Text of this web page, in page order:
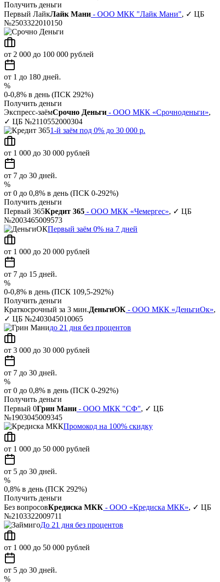
Получить деньги
Первый ЛайкЛайк Мани - ООО МКК "Лайк Мани", ✓ ЦБ
№2503322010150
от 2 000 до 100 000 рублей
от 1 до 180 дней.
%
0-0,8% в день (ПСК 292%)
Получить деньги
Экспресс-заёмСрочно Деньги - ООО МКК «Срочноденьги»,
✓ ЦБ №2110552000304
1-й заём под 0% до 30 000 р.
от 1 000 до 30 000 рублей
от 7 до 30 дней.
%
от 0 до 0,8% в день (ПСК 0-292%)
Получить деньги
Первый 365Кредит 365 - ООО МКК «Чемергес», ✓ ЦБ
№2003465009573
Первый заём 0% на 7 дней
от 1 000 до 20 000 рублей
от 7 до 15 дней.
%
0-0,8% в день (ПСК 109,5-292%)
Получить деньги
Краткосрочный за 3 мин.ДеньгиОК - ООО МКК «ДеньгиОк»,
✓ ЦБ №2403045010065
до 21 дня без процентов
от 3 000 до 30 000 рублей
от 7 до 30 дней.
%
от 0 до 0,8% в день (ПСК 0-292%)
Получить деньги
Первый 0Грин Мани - ООО МКК "СФ", ✓ ЦБ
№1903045009345
Промокод на 100% скидку
от 1 000 до 50 000 рублей
от 5 до 30 дней.
%
0,8% в день (ПСК 292%)
Получить деньги
Без вопросовКредиска МКК - ООО «Кредиска МКК», ✓ ЦБ
№2103322009711
До 21 дня без процентов
от 1 000 до 50 000 рублей
от 5 до 30 дней.
%